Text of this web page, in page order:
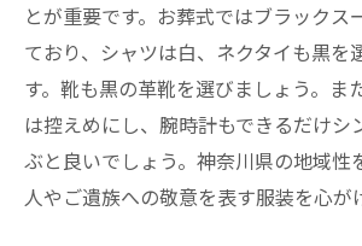
とが重要です。お葬式ではブラックス
ており、シャツは白、ネクタイも黒を
す。靴も黒の革靴を選びましょう。ま
は控えめにし、腕時計もできるだけシ
ぶと良いでしょう。神奈川県の地域性
人やご遺族への敬意を表す服装を心が